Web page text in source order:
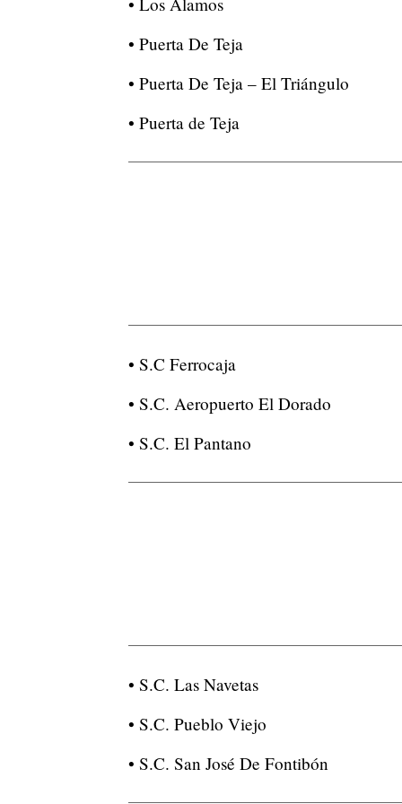
• Puerta De Teja
• Puerta De Teja – El Triángulo
• Puerta de Teja
• S.C Ferrocaja
• S.C. Aeropuerto El Dorado
• S.C. El Pantano
• S.C. Las Navetas
• S.C. Pueblo Viejo
• S.C. San José De Fontibón